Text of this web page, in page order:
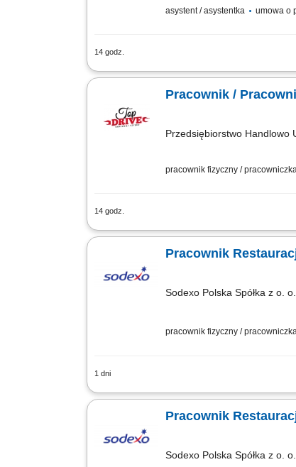
asystent / asystentka umowa o
14 godz.
Nadzorowanie procesu
Pracownik /
Przedsiębiorstwo Handlowo
pracownik fizyczny /
14 godz.
Twoje główne zadania:
Pracownik
Sodexo Polska Spółka z o. o.
pracownik fizyczny /
1 dni
Zakres obowiązków: Zmywanie
Pracownik
Sodexo Polska Spółka z o. o.